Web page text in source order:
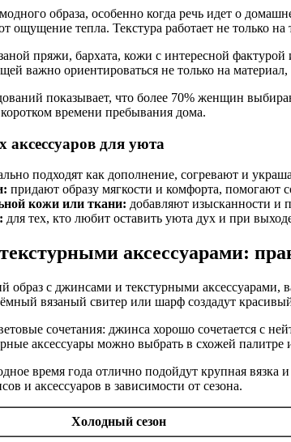
образа, особенно когда речь идет о
ощущение тепла. Текстура работает не только
пряжи, бархата, кожи с интересной
важно ориентироваться не только на
показывает, что более 70% женщин
времени пребывания дома.
для уюта
подходят как дополнение, согревают и
придают образу мягкости и комфорта, помогают
кожи или ткани: добавляют изысканности и
для тех, кто любит оставить уюта дух и при
аксессуарами:
с джинсами и текстурными аксессуарами,
вязаный свитер или шарф создадут
сочетания: джинса хорошо сочетается
аксессуары можно выбрать в схожей
время года отлично подойдут крупная
и аксессуаров в зависимости от сезона.
Холодный сезон